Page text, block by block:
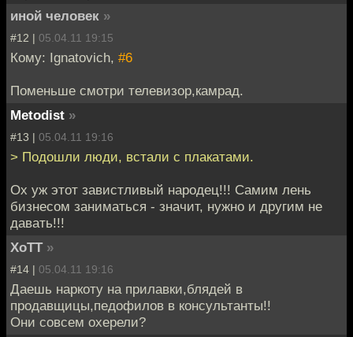
иной человек »
#12 | 05.04.11 19:15
Кому: Ignatovich, #6
Поменьше смотри телевизор,камрад.
Metodist »
#13 | 05.04.11 19:16
> Подошли люди, встали с плакатами.
Ох уж этот завистливый народец!!! Самим лень
бизнесом заниматься - значит, нужно и другим не
давать!!!
XoTT »
#14 | 05.04.11 19:16
Даешь наркоту на прилавки,блядей в
продавщицы,педофилов в консультанты!!
Они совсем охерели?